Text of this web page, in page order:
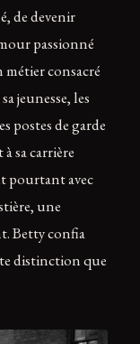
de devenir
passionné
consacré
jeunesse, les
postes de garde
sa carrière
pourtant avec
une
Betty confia
distinction que